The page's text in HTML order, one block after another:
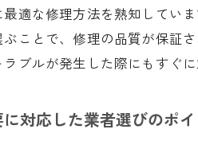
適な修理方法を熟知してい
ぶことで、修理の品質が保証
ブルが発生した際にもすぐ
対応した業者選びのポ